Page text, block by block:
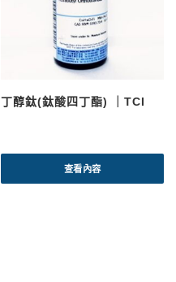
丁醇鈦(鈦酸四丁酯) ｜TCI
查看內容